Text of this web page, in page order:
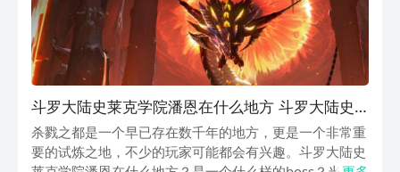
斗罗大陆史莱克学院潘恩在什么地方 斗罗大陆史
莱克学院潘恩盘点
杀戮之都是一个早已存在数千年的地方，更是一个非常重
要的试炼之地，不少的玩家可能都会有兴趣。斗罗大陆史